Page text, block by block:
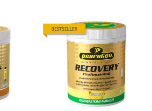
BESTSELLER